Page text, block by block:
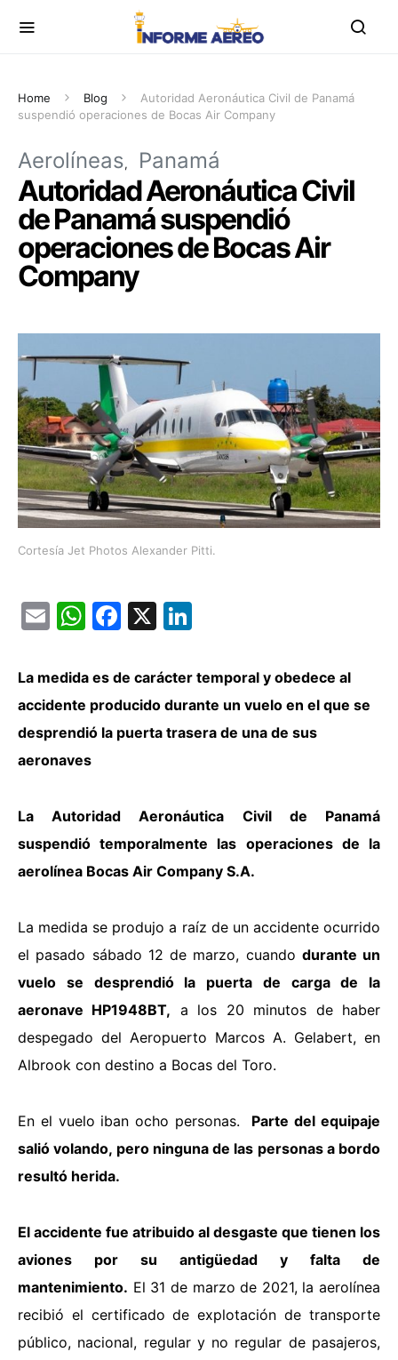
Home Blog
Autoridad Aeronáutica Civil de Panamá
suspendió operaciones de Bocas Air Company
Aerolíneas Panamá
Autoridad Aeronáutica Civil
de Panamá suspendió
operaciones de Bocas Air
Company
Cortesía Jet Photos Alexander Pitti.
EmailWhatsApp
Facebook
X
La medida es de carácter temporal y obedece al
accidente producido durante un vuelo en el que se
desprendió la puerta trasera de una de sus
aeronaves
La Autoridad Aeronáutica Civil de Panamá
suspendió temporalmente las operaciones de la
aerolínea Bocas Air Company S.A.
La medida se produjo a raíz de un accidente ocurrido
el pasado sábado 12 de marzo, cuando durante un
vuelo se desprendió la puerta de carga de la
aeronave HP1948BT, a los 20 minutos de haber
despegado del Aeropuerto Marcos A. Gelabert, en
Albrook con destino a Bocas del Toro.
En el vuelo iban ocho personas. Parte del equipaje
salió volando, pero ninguna de las personas a bordo
resultó herida.
El accidente fue atribuido al desgaste que tienen los
aviones por su antigüedad y falta de
mantenimiento. El 31 de marzo de 2021, la aerolínea
recibió el certificado de explotación de transporte
público, nacional, regular y no regular de pasajeros,